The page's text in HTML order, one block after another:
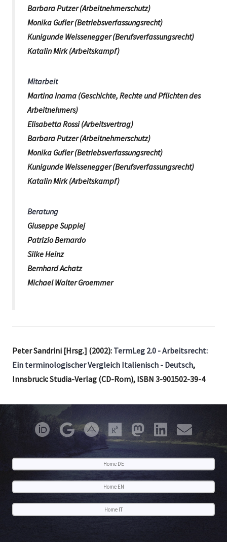
Barbara Putzer (Arbeitnehmerschutz)
Monika Gufler (Betriebsverfassungsrecht)
Kunigunde Weissenegger (Berufsverfassungsrecht)
Katalin Mirk (Arbeitskampf)
Mitarbeit
Martina Inama (Geschichte, Rechte und Pflichten des
Arbeitnehmers)
Elisabetta Rossi (Arbeitsvertrag)
Barbara Putzer (Arbeitnehmerschutz)
Monika Gufler (Betriebsverfassungsrecht)
Kunigunde Weissenegger (Berufsverfassungsrecht)
Katalin Mirk (Arbeitskampf)
Beratung
Giuseppe Suppiej
Patrizio Bernardo
Silke Heinz
Bernhard Achatz
Michael Walter Groemmer
Peter Sandrini [Hrsg.] (2002): TermLeg 2.0 - Arbeitsrecht:
Ein terminologischer Vergleich Italienisch - Deutsch,
Innsbruck: Studia-Verlag (CD-Rom), ISBN 3-901502-39-4
Home DE
Home EN
Home IT